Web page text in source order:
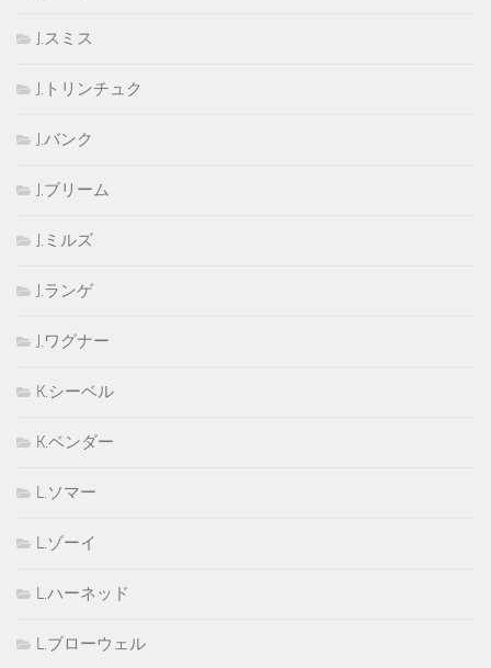
J.スミス
J.トリンチュク
J.バンク
J.ブリーム
J.ミルズ
J.ランゲ
J.ワグナー
K.シーベル
K.ベンダー
L.ソマー
L.ゾーイ
L.ハーネッド
L.ブローウェル